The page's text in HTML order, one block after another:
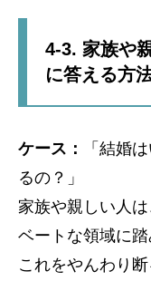
4-3. 家族や
に答える方
ケース：
「結婚
るの？」
家族や親しい人
ベートな領域に踏
これをやんわり